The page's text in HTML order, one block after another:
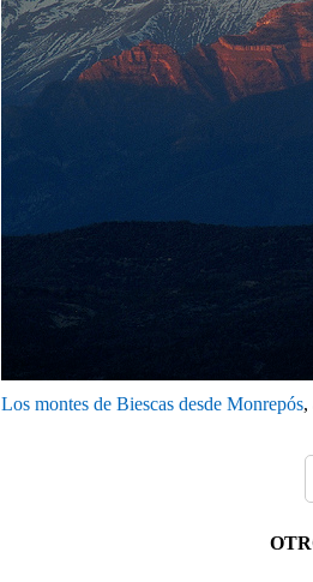
Los montes de Biescas desde Monrepós,